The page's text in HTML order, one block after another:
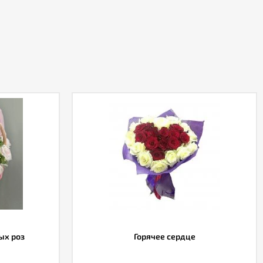
роз Горячее сердце